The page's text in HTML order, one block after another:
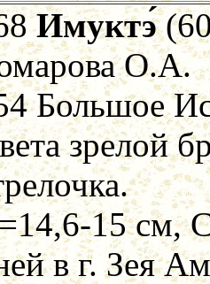
Имуктэ́
О.А.
Большое
зрелой
15 см,
в г. Зея